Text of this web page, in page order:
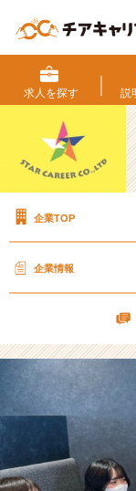
求人を探す 説
企業TOP
企業情報